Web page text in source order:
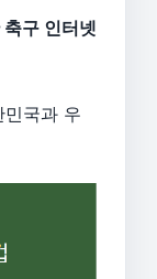
구 인터넷
국과 우